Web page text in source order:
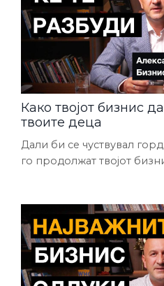
Како твојот бизнис
твоите деца
Дали би се чуствувал
го продолжат твојот
оваа поткаст епизода
која ја применуваат
менторирам. Оваа вежба
погледнале 10, 20
идеалната верзија на